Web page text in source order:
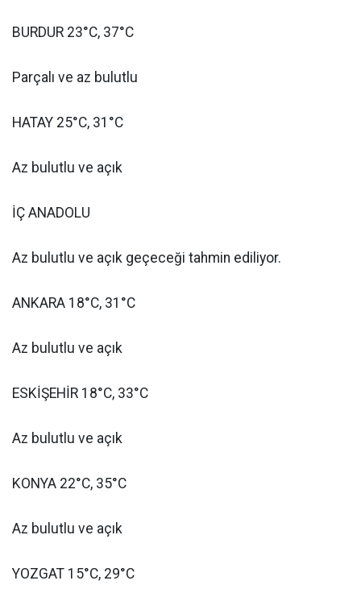
BURDUR 23°C, 37°C
Parçalı ve az bulutlu
HATAY 25°C, 31°C
Az bulutlu ve açık
İÇ ANADOLU
Az bulutlu ve açık geçeceği tahmin ediliyor.
ANKARA 18°C, 31°C
Az bulutlu ve açık
ESKİŞEHİR 18°C, 33°C
Az bulutlu ve açık
KONYA 22°C, 35°C
Az bulutlu ve açık
YOZGAT 15°C, 29°C